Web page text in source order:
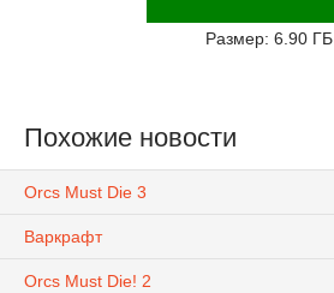
Размер: 6.90 ГБ
Похожие новости
Orcs Must Die 3
Варкрафт
Orcs Must Die! 2